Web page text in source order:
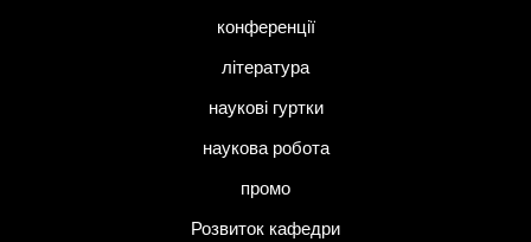
конференції
література
наукові гуртки
наукова робота
промо
Розвиток кафедри